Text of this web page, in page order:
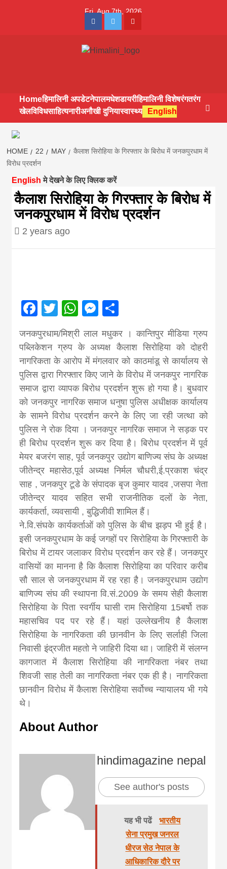
Fri. Aug 7th, 2026
FacebookTwitterYoutube
hindi
||madhesh
first hindi
magazine of
Nepal brings
from
news,
khabar
Homeहिमालिनी अपडेटनेपालमधेशडायरीहिमालिनी विशेषरंगतरंग
खेलविविधसाहित्यनारीअनौखी दुनियास्वास्थ्य English
HOME 22 MAY
कैलाश सिरोहिया के गिरफ्तार के बिरोध में जनकपुरधाम में
विरोध प्रदर्शन
English मे देखने के लिए क्लिक करें
कैलाश सिरोहिया के गिरफ्तार के बिरोध में
जनकपुरधाम में विरोध प्रदर्शन
2 years ago
Facebook
TwitterWhatsApp
Messenger
जनकपुरधाम/मिश्री लाल मधुकर । कान्तिपुर मीडिया ग्रुप
पब्लिकेशन ग्रुप के अध्यक्ष कैलाश सिरोहिया को दोहरी
नागरिकता के आरोप में मंगलवार को काठमांडू से कार्यालय से
पुलिस द्वारा गिरफ्तार किए जाने के विरोध में जनकपुर नागरिक
समाज द्वारा व्यापक बिरोध प्रदर्शन शुरू हो गया है। बुधवार
को जनकपुर नागरिक समाज धनुषा पुलिस अधीक्षक कार्यालय
के सामने विरोध प्रदर्शन करने के लिए जा रही जत्था को
पुलिस ने रोक दिया । जनकपुर नागरिक समाज ने सड़क पर
ही बिरोध प्रदर्शन शुरू कर दिया है। बिरोध प्रदर्शन में पूर्व
मेयर बजरंग साह, पूर्व जनकपुर उद्योग बाणिज्य संघ के अध्यक्ष
जीतेन्द्र महासेठ,पूर्व अध्यक्ष निर्मल चौधरी,ई.प्रकाश चंद्र
साह , जनकपुर टूडे के संपादक बृज कुमार यादव ,जसपा नेता
जीतेन्द्र यादव सहित सभी राजनीतिक दलों के नेता,
कार्यकर्ता, व्यवसायी , बुद्धिजीवी शामिल हैं।
ने.वि.संघके कार्यकर्ताओं को पुलिस के बीच झड़प भी हुई है।
इसी जनकपुरधाम के कई जगहों पर सिरोहिया के गिरफ्तारी के
बिरोध में टायर जलाकर विरोध प्रदर्शन कर रहे हैं। जनकपुर
वासियों का मानना है कि कैलाश सिरोहिया का परिवार करीब
सौ साल से जनकपुरधाम में रह रहा है। जनकपुरधाम उद्योग
बाणिज्य संघ की स्थापना वि.सं.2009 के समय सेही कैलाश
सिरोहिया के पिता स्वर्गीय घासी राम सिरोहिया 15बर्षो तक
महासचिव पद पर रहे हैं। यहां उल्लेखनीय है कैलाश
सिरोहिया के नागरिकता की छानवीन के लिए सर्लाही जिला
निवासी इंद्रजीत महतो ने जाहिरी दिया था। जाहिरी में संलग्न
कागजात में कैलाश सिरोहिया की नागरिकता नंबर तथा
शिवजी साह तेली का नागरिकता नंबर एक ही है। नागरिकता
छानवीन विरोध में कैलाश सिरोहिया सर्वोच्च न्यायालय भी गये
थे।
About Author
hindimagazine nepal
See author's posts
यह भी पढें
भारतीय
सेना प्रमुख जनरल
धीरज सेठ नेपाल के
आधिकारिक दौरे पर